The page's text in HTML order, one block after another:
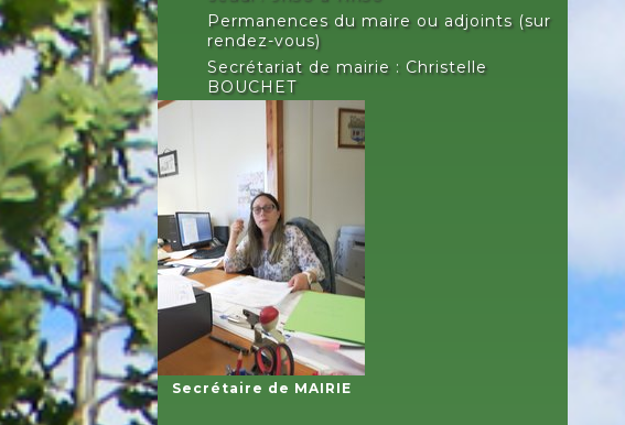
Permanences du maire ou adjoints (sur
rendez-vous)
Secrétariat de mairie : Christelle
BOUCHET
Secrétaire de MAIRIE